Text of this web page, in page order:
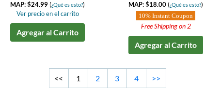
MAP: $24.99(¿Qué es esto?)
Ver precio en el carrito
Agregar al Carrito
MAP: $18.00(¿Qué es esto?)
10% Instant Coupon
Free Shipping on 2
Agregar al Carrito
<< 1 2 3 4 >>